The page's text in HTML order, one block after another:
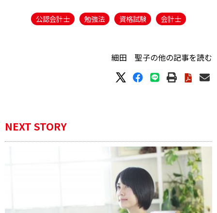
公認会計士 勉強法 資格試験 会計士
細田 聖子の他の記事を読む
NEXT STORY